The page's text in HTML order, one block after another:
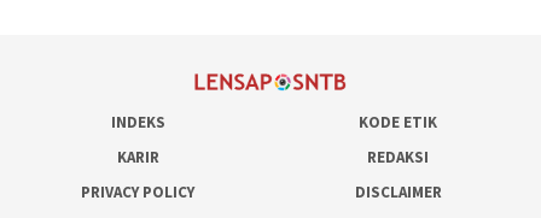
INDEKS
KODE ETIK
KARIR
REDAKSI
PRIVACY POLICY
DISCLAIMER